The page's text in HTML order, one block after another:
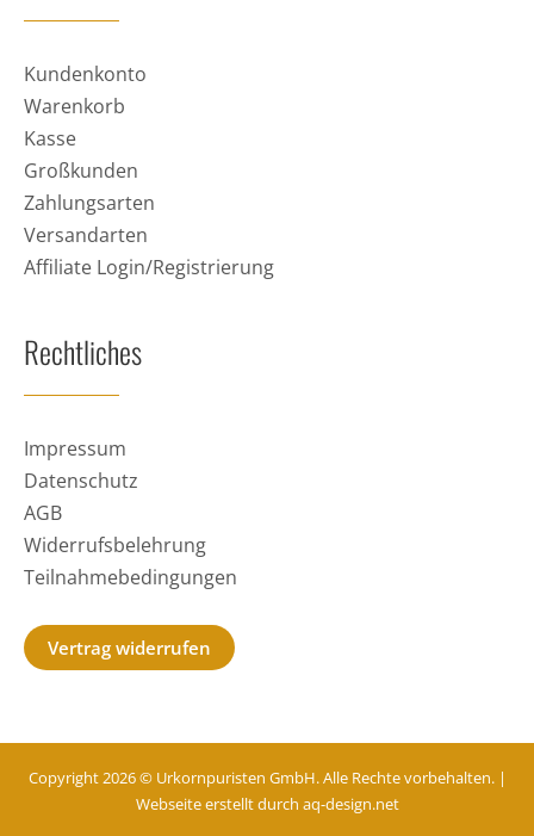
Kundenkonto
Warenkorb
Kasse
Großkunden
Zahlungsarten
Versandarten
Affiliate Login/Registrierung
Rechtliches
Impressum
Datenschutz
AGB
Widerrufsbelehrung
Teilnahmebedingungen
Vertrag widerrufen
Copyright 2026 © Urkornpuristen GmbH. Alle Rechte vorbehalten. |
Webseite erstellt durch aq-design.net